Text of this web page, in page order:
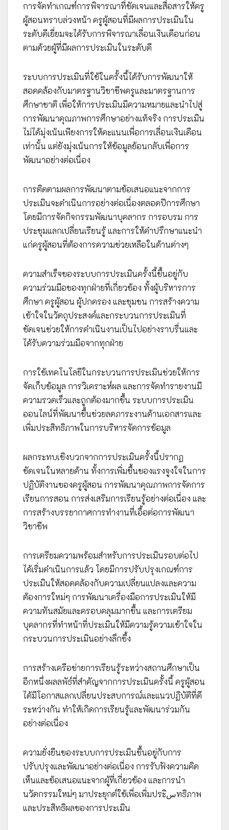
การจัดทำเกณฑ์การพิจารณาที่ชัดเจนและสื่อสารให้ครู
ผู้สอนทราบล่วงหน้า ครูผู้สอนที่มีผลการประเมินใน
ระดับดีเยี่ยมจะได้รับการพิจารณาเลื่อนเงินเดือนก่อน
ตามด้วยผู้ที่มีผลการประเมินในระดับดี
ระบบการประเมินที่ใช้ในครั้งนี้ได้รับการพัฒนาให้
สอดคล้องกับมาตรฐานวิชาชีพครูและมาตรฐานการ
ศึกษาชาติ เพื่อให้การประเมินมีความหมายและนำไปสู่
การพัฒนาคุณภาพการศึกษาอย่างแท้จริง การประเมิน
ไม่ได้มุ่งเน้นเพียงการให้คะแนนเพื่อการเลื่อนเงินเดือน
เท่านั้น แต่ยังมุ่งเน้นการให้ข้อมูลย้อนกลับเพื่อการ
พัฒนาอย่างต่อเนื่อง
การติดตามผลการพัฒนาตามข้อเสนอแนะจากการ
ประเมินจะดำเนินการอย่างต่อเนื่องตลอดปีการศึกษา
โดยมีการจัดกิจกรรมพัฒนาบุคลากร การอบรม การ
ประชุมแลกเปลี่ยนเรียนรู้ และการให้คำปรึกษาแนะนำ
แก่ครูผู้สอนที่ต้องการความช่วยเหลือในด้านต่างๆ
ความสำเร็จของระบบการประเมินครั้งนี้ขึ้นอยู่กับ
ความร่วมมือของทุกฝ่ายที่เกี่ยวข้อง ทั้งผู้บริหารการ
ศึกษา ครูผู้สอน ผู้ปกครอง และชุมชน การสร้างความ
เข้าใจในวัตถุประสงค์และกระบวนการประเมินที่
ชัดเจนช่วยให้การดำเนินงานเป็นไปอย่างราบรื่นและ
ได้รับความร่วมมือจากทุกฝ่าย
การใช้เทคโนโลยีในกระบวนการประเมินช่วยให้การ
จัดเก็บข้อมูล การวิเคราะห์ผล และการจัดทำรายงานมี
ความรวดเร็วและถูกต้องมากขึ้น ระบบการประเมิน
ออนไลน์ที่พัฒนาขึ้นช่วยลดภาระงานด้านเอกสารและ
เพิ่มประสิทธิภาพในการบริหารจัดการข้อมูล
ผลกระทบเชิงบวกจากการประเมินครั้งนี้ปรากฏ
ชัดเจนในหลายด้าน ทั้งการเพิ่มขึ้นของแรงจูงใจในการ
ปฏิบัติงานของครูผู้สอน การพัฒนาคุณภาพการจัดการ
เรียนการสอน การส่งเสริมการเรียนรู้อย่างต่อเนื่อง และ
การสร้างบรรยากาศการทำงานที่เอื้อต่อการพัฒนา
วิชาชีพ
การเตรียมความพร้อมสำหรับการประเมินรอบต่อไป
ได้เริ่มดำเนินการแล้ว โดยมีการปรับปรุงเกณฑ์การ
ประเมินให้สอดคล้องกับความเปลี่ยนแปลงและความ
ต้องการใหม่ๆ การพัฒนาเครื่องมือการประเมินให้มี
ความทันสมัยและครอบคลุมมากขึ้น และการเตรียม
บุคลากรที่ทำหน้าที่ประเมินให้มีความรู้ความเข้าใจใน
กระบวนการประเมินอย่างลึกซึ้ง
การสร้างเครือข่ายการเรียนรู้ระหว่างสถานศึกษาเป็น
อีกหนึ่งผลลพัธ์ที่สำคัญจากการประเมินครั้งนี้ ครูผู้สอน
ได้มีโอกาสแลกเปลี่ยนประสบการณ์และแนวปฏิบัติที่ดี
ระหว่างกัน ทำให้เกิดการเรียนรู้และพัฒนาร่วมกัน
อย่างต่อเนื่อง
ความยั่งยืนของระบบการประเมินขึ้นอยู่กับการ
ปรับปรุงและพัฒนาอย่างต่อเนื่อง การรับฟังความคิด
เห็นและข้อเสนอแนะจากผู้ที่เกี่ยวข้อง และการนำ
นวัตกรรมใหม่ๆ มาประยุกต์ใช้เพื่อเพิ่มประسิทธิภาพ
และประสิทธิผลของการประเมิน